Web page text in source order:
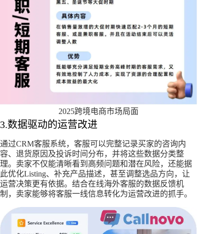
2025跨境电商市场局面
3.数据驱动的运营改进
通过CRM客服系统，客服可以完整记录买家的咨询内
容、退货原因及投诉时间分布，并将这些数据分类整
理。卖家不仅能清晰看到高频问题和潜在风险，还能据
此优化Listing、补充产品描述，甚至调整选品方向，让
运营决策更有依据。结合在线海外客服的数据反馈机
制，卖家能够将客服一线信息转化为运营改进的抓手。